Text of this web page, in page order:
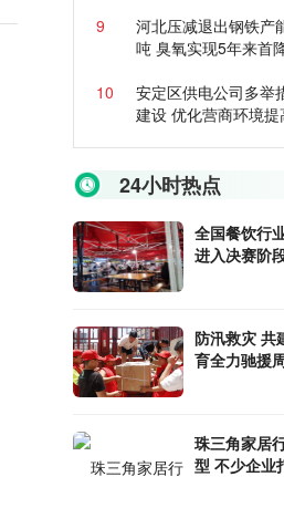
9
河北压减退出钢铁产
吨 臭氧实现5年来首
10
安定区供电公司多举
建设 优化营商环境
24小时热点
全国餐饮行
进入决赛阶
防汛救灾 共
育全力驰援
珠三角家居
型 不少企业